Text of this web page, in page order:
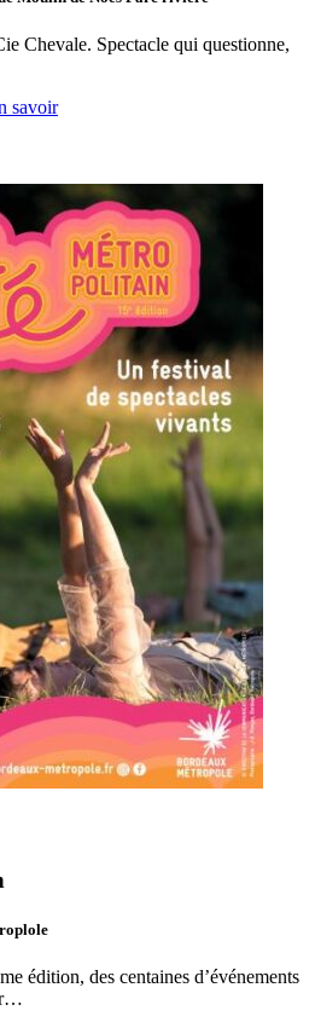
Chevale. Spectacle qui questionne,
savoir
édition, des centaines d’événements